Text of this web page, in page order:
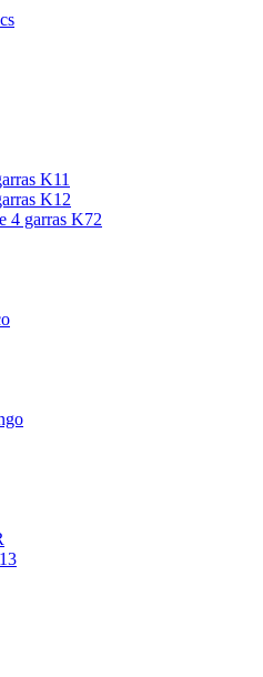
K11
K12
4 garras K72